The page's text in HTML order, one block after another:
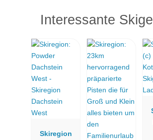
Interessante
Skiregion